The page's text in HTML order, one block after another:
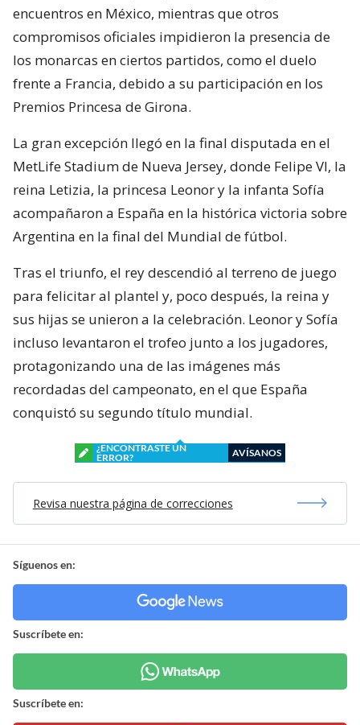
encuentros en México, mientras que otros
compromisos oficiales impidieron la presencia de
los monarcas en ciertos partidos, como el duelo
frente a Francia, debido a su participación en los
Premios Princesa de Girona.
La gran excepción llegó en la final disputada en el
MetLife Stadium de Nueva Jersey, donde Felipe VI, la
reina Letizia, la princesa Leonor y la infanta Sofía
acompañaron a España en la histórica victoria sobre
Argentina en la final del Mundial de fútbol.
Tras el triunfo, el rey descendió al terreno de juego
para felicitar al plantel y, poco después, la reina y
sus hijas se unieron a la celebración. Leonor y Sofía
incluso levantaron el trofeo junto a los jugadores,
protagonizando una de las imágenes más
recordadas del campeonato, en el que España
conquistó su segundo título mundial.
¿ENCONTRASTE UN
ERROR?
AVÍSANOS
Revisa nuestra página de correcciones
Síguenos en:
Suscríbete en:
Suscríbete en: